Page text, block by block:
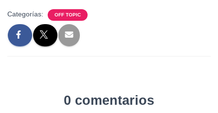
Categorías: OFF TOPIC
0 comentarios